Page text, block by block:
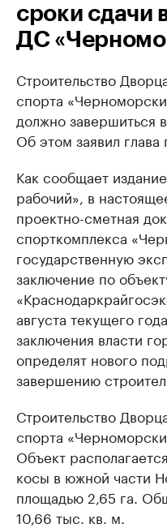
сроки сдачи
ДС
Строительство
спорта
должно завершиться
Об этом заявил глава
Как сообщает
рабочий», в
проектно-сметная
спорткомплекса
государственную
заключение по
августа текущего
заключения власти
определят нового
завершению
Строительство
спорта
Объект
косы в южной части
площадью 2,65 га.
10,66 тыс. кв. м.